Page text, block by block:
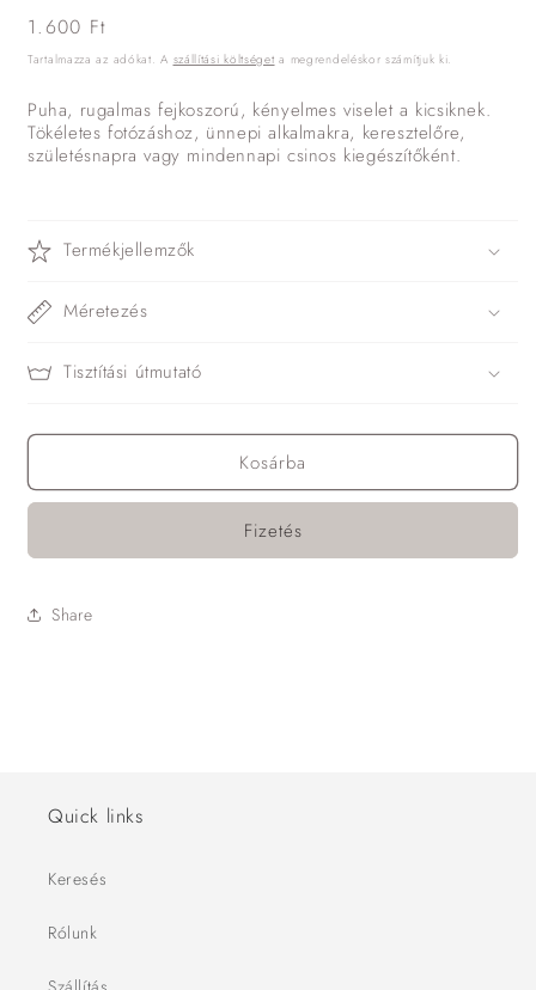
Normál
ár
1.600 Ft
Tartalmazza az adókat. A szállítási költséget a megrendeléskor számítjuk ki.
Puha, rugalmas fejkoszorú, kényelmes viselet a kicsiknek.
Tökéletes fotózáshoz, ünnepi alkalmakra, keresztelőre,
születésnapra vagy mindennapi csinos kiegészítőként.
Termékjellemzők
Méretezés
Tisztítási útmutató
Kosárba
Fizetés
Share
Quick links
Keresés
Rólunk